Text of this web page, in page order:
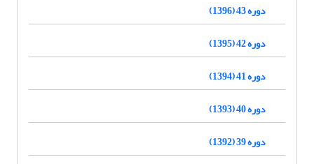
دوره 43 (1396)
دوره 42 (1395)
دوره 41 (1394)
دوره 40 (1393)
دوره 39 (1392)